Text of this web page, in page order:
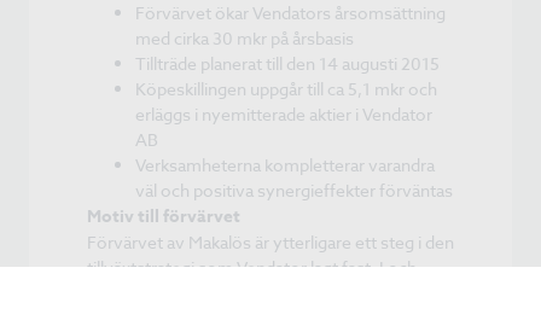
Förvärvet ökar Vendators årsomsättning
med cirka 30 mkr på årsbasis
Tillträde planerat till den 14 augusti 2015
Köpeskillingen uppgår till ca 5,1 mkr och
erläggs i nyemitterade aktier i Vendator
AB
Verksamheterna kompletterar varandra
väl och positiva synergieffekter förväntas
Motiv till förvärvet
Förvärvet av Makalös är ytterligare ett steg i den
tillväxtstrategi som Vendator lagt fast. I och